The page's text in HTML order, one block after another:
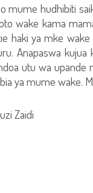
mume hudhibiti
wake kama
haki ya mke
Anapaswa
utu wa
ya mume wake.
Zaidi